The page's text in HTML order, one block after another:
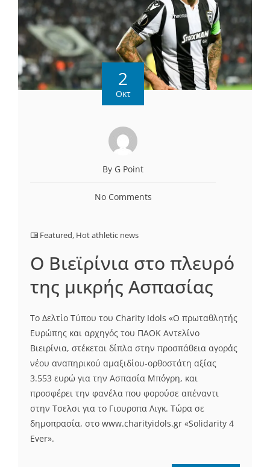
2
Οκτ
By G Point
No Comments
Featured, Hot athletic news
Ο Βιεϊρίνια στο πλευρό
της μικρής Ασπασίας
Το Δελτίο Τύπου του Charity Idols «Ο πρωταθλητής
Ευρώπης και αρχηγός του ΠΑΟΚ Αντελίνο
Βιειρίνια, στέκεται δίπλα στην προσπάθεια αγοράς
νέου αναπηρικού αμαξιδίου-ορθοστάτη αξίας
3.553 ευρώ για την Ασπασία Μπόγρη, και
προσφέρει την φανέλα που φορούσε απέναντι
στην Τσελσι για το Γιουροπα Λιγκ. Τώρα σε
δημοπρασία, στο www.charityidols.gr «Solidarity 4
Ever».